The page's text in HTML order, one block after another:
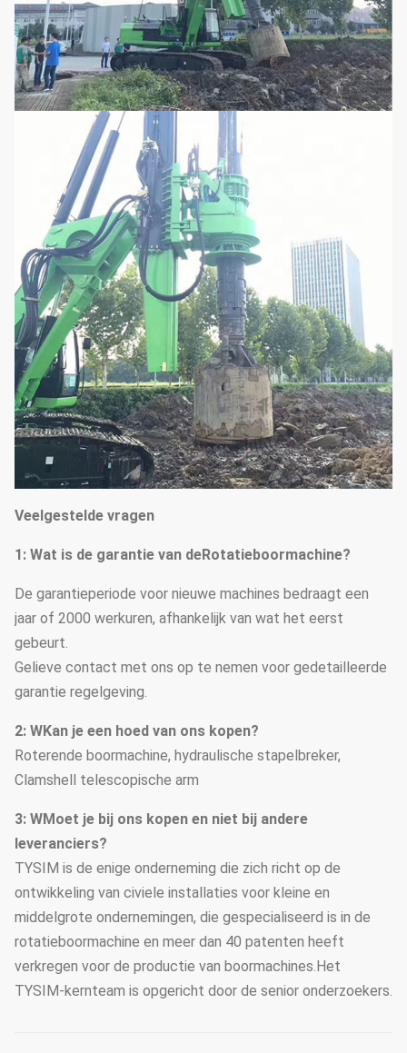
Max. loopsnelheid km/uur 1.4
Max. trekkracht. kN 585
Operatiekracht mm 22605
Werkwijdte
Transporthoogte mm
Transportbreedte mm
Transportlengte mm 16505
Totaal gewicht t 89
Veelgestelde vragen
1: Wat is de garantie van deRotatieboormachine?
De garantieperiode voor nieuwe machines bedraagt een
jaar of 2000 werkuren, afhankelijk van wat het eerst
gebeurt.
Gelieve contact met ons op te nemen voor gedetailleerde
garantie regelgeving.
2: WKan je een hoed van ons kopen?
Roterende boormachine, hydraulische stapelbreker,
Clamshell telescopische arm
3: WMoet je bij ons kopen en niet bij andere
leveranciers?
TYSIM is de enige onderneming die zich richt op de
ontwikkeling van civiele installaties voor kleine en
middelgrote ondernemingen, die gespecialiseerd is in de
rotatieboormachine en meer dan 40 patenten heeft
verkregen voor de productie van boormachines.Het
TYSIM-kernteam is opgericht door de senior onderzoekers.